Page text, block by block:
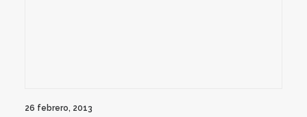
26 febrero, 2013